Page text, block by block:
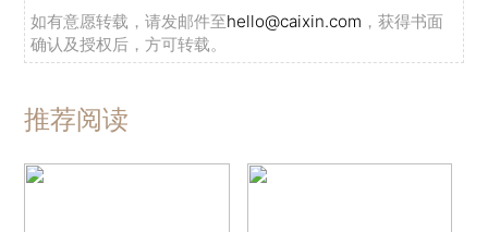
如有意愿转载，请发邮件至hello@caixin.com ，获得书面
确认及授权后，方可转载。
推荐阅读